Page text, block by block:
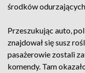
środków
Przeszukując auto,
znajdował się susz
pasażerowie zostali
komendy. Tam